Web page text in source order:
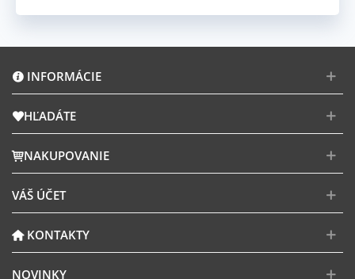
INFORMÁCIE
HĽADÁTE
NAKUPOVANIE
VÁŠ ÚČET
KONTAKTY
NOVINKY